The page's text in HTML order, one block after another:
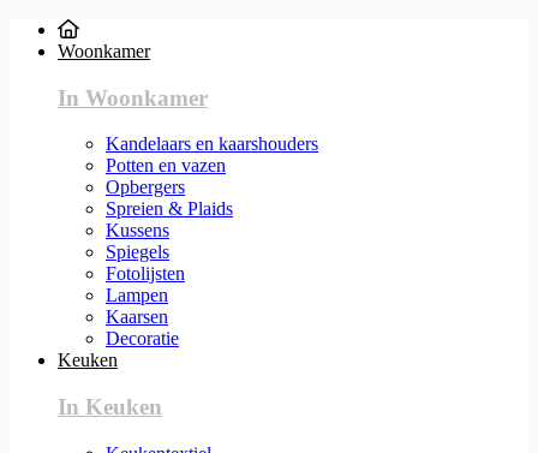
Woonkamer
In Woonkamer
Kandelaars en kaarshouders
Potten en vazen
Opbergers
Spreien & Plaids
Kussens
Spiegels
Fotolijsten
Lampen
Kaarsen
Decoratie
Keuken
In Keuken